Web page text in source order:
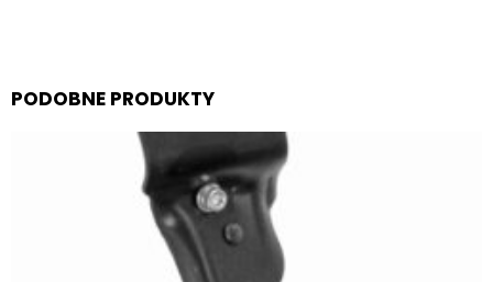
PODOBNE PRODUKTY